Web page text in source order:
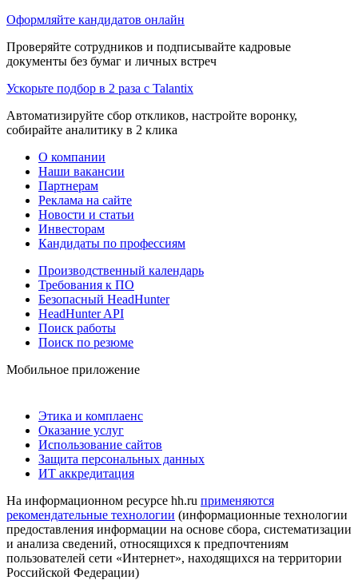
Оформляйте кандидатов онлайн
Проверяйте сотрудников и подписывайте кадровые
документы без бумаг и личных встреч
Ускорьте подбор в 2 раза с Talantix
Автоматизируйте сбор откликов, настройте воронку,
собирайте аналитику в 2 клика
О компании
Наши вакансии
Партнерам
Реклама на сайте
Новости и статьи
Инвесторам
Кандидаты по профессиям
Производственный календарь
Требования к ПО
Безопасный HeadHunter
HeadHunter API
Поиск работы
Поиск по резюме
Мобильное приложение
Этика и комплаенс
Оказание услуг
Использование сайтов
Защита персональных данных
ИТ аккредитация
На информационном ресурсе hh.ru применяются
рекомендательные технологии (информационные технологии
предоставления информации на основе сбора, систематизации
и анализа сведений, относящихся к предпочтениям
пользователей сети «Интернет», находящихся на территории
Российской Федерации)